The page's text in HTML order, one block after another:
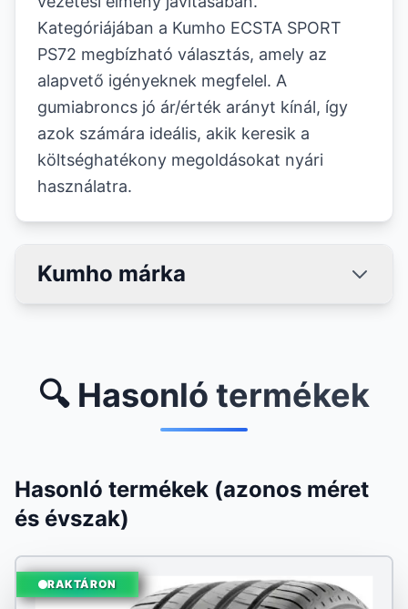
Kategóriájában a Kumho ECSTA SPORT
PS72 megbízható választás, amely az
alapvető igényeknek megfelel. A
gumiabroncs jó ár/érték arányt kínál, így
azok számára ideális, akik keresik a
költséghatékony megoldásokat nyári
használatra.
Kumho márka
🔍 Hasonló termékek
Hasonló termékek (azonos méret
és évszak)
RAKTÁRON